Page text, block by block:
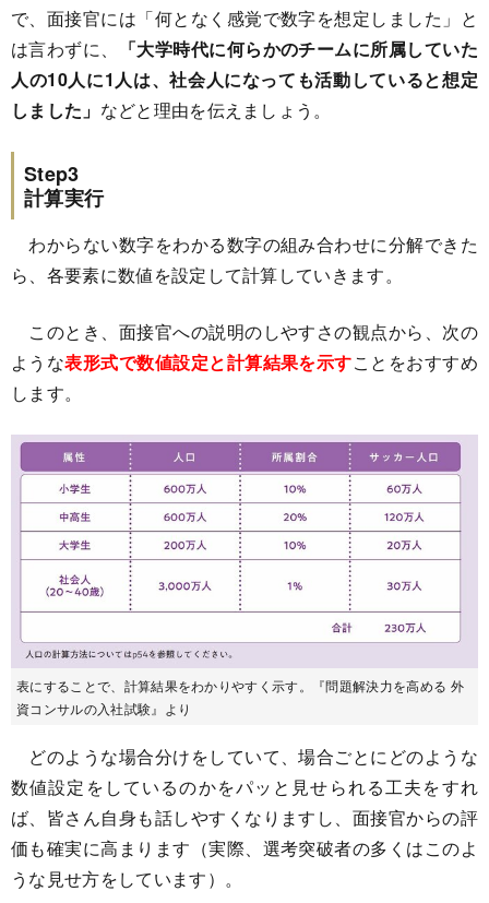
で、面接官には「何となく感覚で数字を想定しました」と
は言わずに、
「大学時代に何らかのチームに所属していた
人の10人に1人は、社会人になっても活動していると想定
しました」 などと理由を伝えましょう。
Step3
計算実行
わからない数字をわかる数字の組み合わせに分解できた
ら、各要素に数値を設定して計算していきます。
このとき、面接官への説明のしやすさの観点から、次の
ような表形式で数値設定と計算結果を示すことをおすすめ
します。
表にすることで、計算結果をわかりやすく示す。『問題解決力を高める 外
資コンサルの入社試験』より
どのような場合分けをしていて、場合ごとにどのような
数値設定をしているのかをパッと見せられる工夫をすれ
ば、皆さん自身も話しやすくなりますし、面接官からの評
価も確実に高まります（実際、選考突破者の多くはこのよ
うな見せ方をしています）。